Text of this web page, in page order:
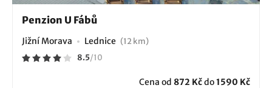
Penzion U Fábů
Jižní Morava Lednice (12 km)
8.5/10
Cena od 872 Kčdo1590 Kč